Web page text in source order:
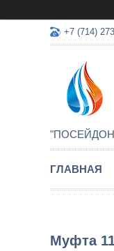
+7 (714)
ГЛАВНАЯ
Муфта